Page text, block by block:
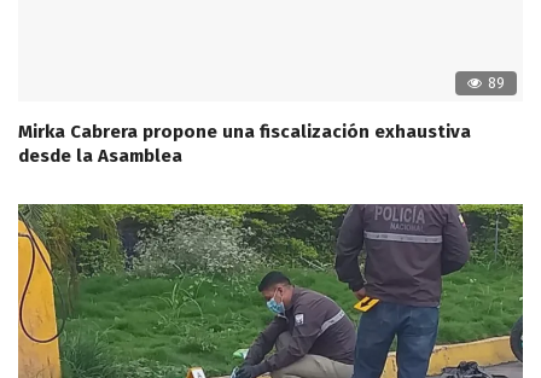
89
Mirka Cabrera propone una fiscalización exhaustiva
desde la Asamblea